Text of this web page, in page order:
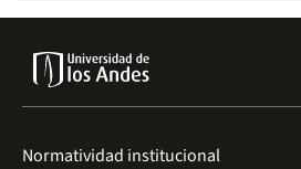
Normatividad institucional